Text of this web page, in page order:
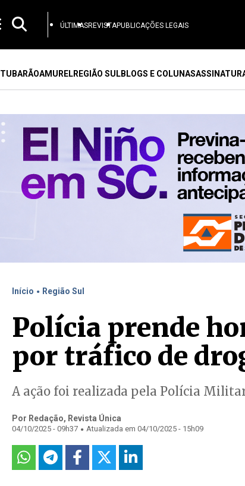
ÚLTIMASREVISTAPUBLICAÇÕES LEGAIS
TUBARÃOAMURELREGIÃO SULBLOGS E COLUNAS
Início . Região Sul
Polícia prende
por tráfico de
A ação foi realizada pela Polícia
Por Redação, Revista Única
04/10/2025 - 09h37 . Atualizada em 04/10/2025 - 15h09